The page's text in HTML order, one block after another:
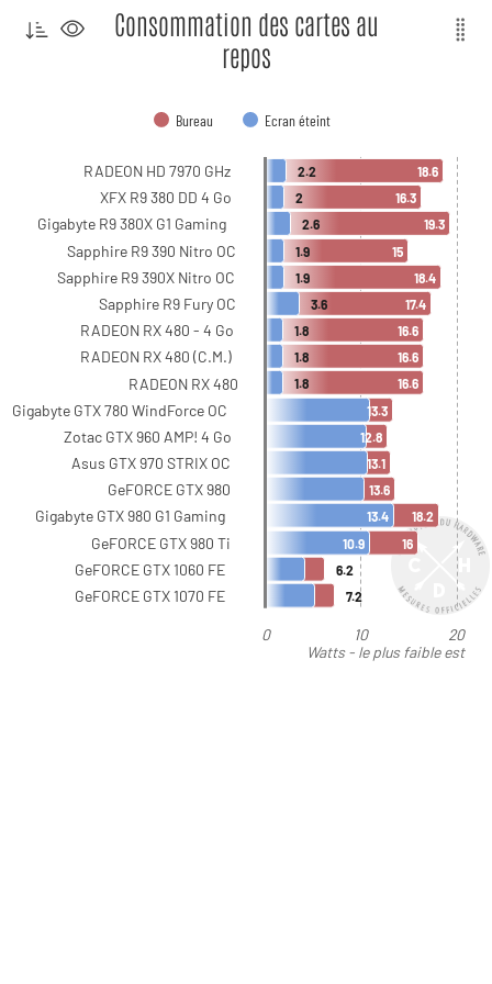
Watts - le plus faible est
Consommation des cartes au
repos
Bureau Ecran éteint
0 10 20
RADEON HD 7970 GHz
XFX R9 380 DD 4 Go
Gigabyte R9 380X G1 Gaming
Sapphire R9 390 Nitro OC
Sapphire R9 390X Nitro OC
Sapphire R9 Fury OC
RADEON RX 480 - 4 Go
RADEON RX 480 (C.M.)
RADEON RX 480
Gigabyte GTX 780 WindForce OC
Zotac GTX 960 AMP! 4 Go
Asus GTX 970 STRIX OC
GeFORCE GTX 980
Gigabyte GTX 980 G1 Gaming
GeFORCE GTX 980 Ti
GeFORCE GTX 1060 FE
GeFORCE GTX 1070 FE
18.6
16.3
19.3
15
18.4
17.4
16.6
16.6
16.6
13.3
12.8
13.1
13.6
18.2
16
6.2
7.2
13.4
10.9
2.2
2
2.6
1.9
1.9
3.6
1.8
1.8
1.8